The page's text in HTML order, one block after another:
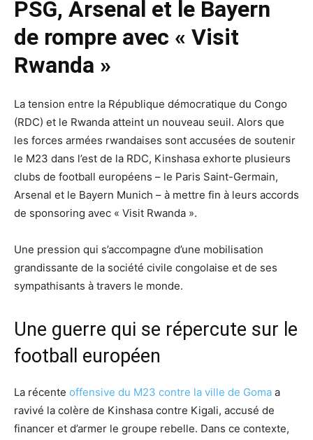
PSG, Arsenal et le Bayern
de rompre avec « Visit
Rwanda »
La tension entre la République démocratique du Congo
(RDC) et le Rwanda atteint un nouveau seuil. Alors que
les forces armées rwandaises sont accusées de soutenir
le M23 dans l’est de la RDC, Kinshasa exhorte plusieurs
clubs de football européens – le Paris Saint-Germain,
Arsenal et le Bayern Munich – à mettre fin à leurs accords
de sponsoring avec « Visit Rwanda ».
Une pression qui s’accompagne d’une mobilisation
grandissante de la société civile congolaise et de ses
sympathisants à travers le monde.
Une guerre qui se répercute sur le
football européen
La récente offensive du M23 contre la ville de Goma a
ravivé la colère de Kinshasa contre Kigali, accusé de
financer et d’armer le groupe rebelle. Dans ce contexte,